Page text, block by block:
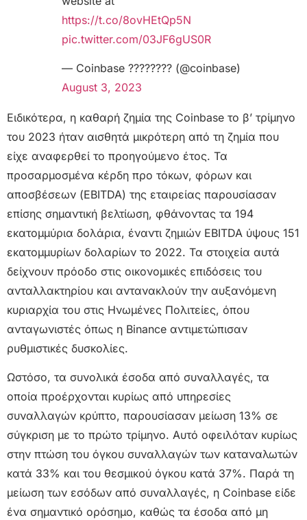
https://t.co/8ovHEtQp5N
pic.twitter.com/03JF6gUS0R
— Coinbase ????️???? (@coinbase)
August 3, 2023
Ειδικότερα, η καθαρή ζημία της Coinbase το β’ τρίμηνο
του 2023 ήταν αισθητά μικρότερη από τη ζημία που
είχε αναφερθεί το προηγούμενο έτος. Τα
προσαρμοσμένα κέρδη προ τόκων, φόρων και
αποσβέσεων (EBITDA) της εταιρείας παρουσίασαν
επίσης σημαντική βελτίωση, φθάνοντας τα 194
εκατομμύρια δολάρια, έναντι ζημιών EBITDA ύψους 151
εκατομμυρίων δολαρίων το 2022. Τα στοιχεία αυτά
δείχνουν πρόοδο στις οικονομικές επιδόσεις του
ανταλλακτηρίου και αντανακλούν την αυξανόμενη
κυριαρχία του στις Ηνωμένες Πολιτείες, όπου
ανταγωνιστές όπως η Binance αντιμετώπισαν
ρυθμιστικές δυσκολίες.
Ωστόσο, τα συνολικά έσοδα από συναλλαγές, τα
οποία προέρχονται κυρίως από υπηρεσίες
συναλλαγών κρύπτο, παρουσίασαν μείωση 13% σε
σύγκριση με το πρώτο τρίμηνο. Αυτό οφειλόταν κυρίως
στην πτώση του όγκου συναλλαγών των καταναλωτών
κατά 33% και του θεσμικού όγκου κατά 37%. Παρά τη
μείωση των εσόδων από συναλλαγές, η Coinbase είδε
ένα σημαντικό ορόσημο, καθώς τα έσοδα από μη